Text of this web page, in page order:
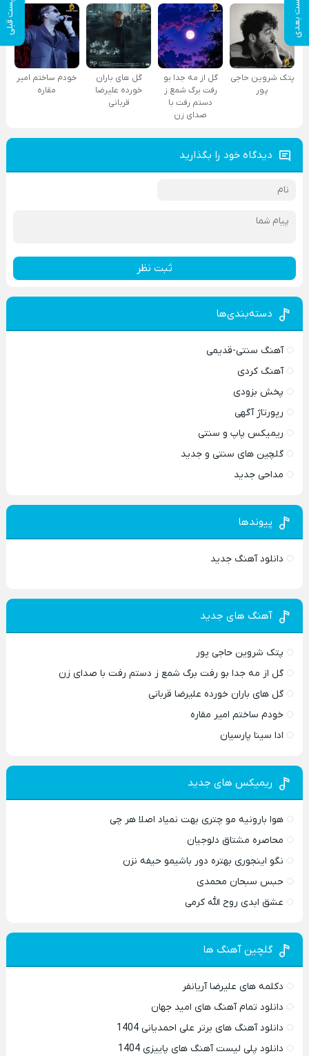
پست بعدی پست قبلی
پتک شروین حاجی
پور
گل از مه جدا بو
رفت برگ شمع ز
دستم رفت با
صدای زن
گل های باران
خورده علیرضا
قربانی
خودم ساختم امیر
مقاره
دیدگاه خود را بگذارید
ثبت نظر
دسته‌بندی‌ها
آهنگ سنتی-قدیمی
آهنگ کردی
پخش بزودی
رپورتاژ آگهی
ریمیکس پاپ و سنتی
گلچین های سنتی و جدید
مداحی جدید
پیوندها
دانلود آهنگ جدید
آهنگ های جدید
پتک شروین حاجی پور
گل از مه جدا بو رفت برگ شمع ز دستم رفت با صدای زن
گل های باران خورده علیرضا قربانی
خودم ساختم امیر مقاره
ادا سینا پارسیان
ریمیکس های جدید
هوا بارونیه مو چتری بهت نمیاد اصلا هر چی
محاصره مشتاق دلوجیان
نگو اینجوری بهتره دور باشیمو حیفه نزن
حبس سبحان محمدی
عشق ابدی روح الله کرمی
گلچین آهنگ ها
دکلمه های علیرضا آریانفر
دانلود تمام آهنگ های امید جهان
دانلود آهنگ های برتر علی احمدیانی 1404
دانلود پلی لیست آهنگ های پاییزی 1404